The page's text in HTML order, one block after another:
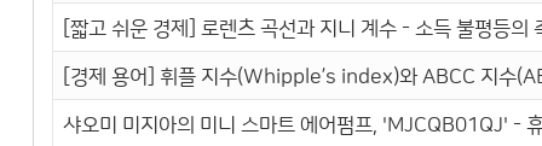
[짧고 쉬운 경제] 로렌츠 곡선과 지니 계수 - 소득 불평등의
[경제 용어] 휘플 지수(Whipple’s index)와 ABCC 지수
샤오미 미지아의 미니 스마트 에어펌프, 'MJCQB01QJ' -